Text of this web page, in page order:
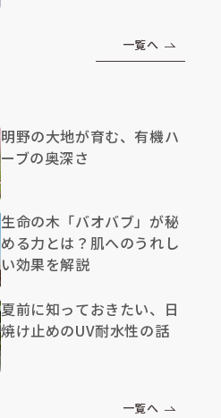
一覧へ
明野の大地が育む、有機ハ
ーブの奥深さ
生命の木「バオバブ」が秘
める力とは？肌へのうれし
い効果を解説
夏前に知っておきたい、日
焼け止めのUV耐水性の話
一覧へ